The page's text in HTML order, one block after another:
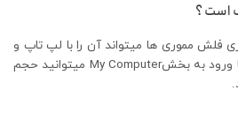
است ؟
فلش مموری ها میتواند آن را با لپ تاپ و
کامپیوتر خود متصل کرده و با ورود به بخشMy Computer میتوانید حجم